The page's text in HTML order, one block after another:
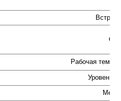
Рабочая
Уровень